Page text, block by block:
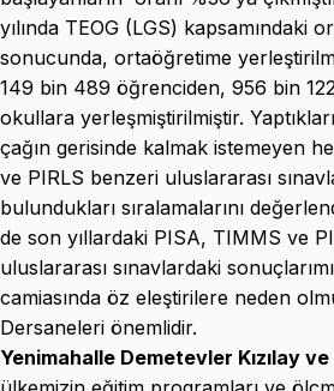
yılında TEOG (LGS) kapsamındaki
sonucunda, ortaöğretime
149 bin 489 öğrenciden, 956 bin
okullara yerleşmiştirilmiştir.
çağın gerisinde kalmak istemeyen
ve PIRLS benzeri uluslararası
bulundukları sıralamalarını
de son yıllardaki PISA, TIMMS ve
uluslararası sınavlardaki
camiasında öz eleştirilere neden
Dersaneleri önemlidir.
Yenimahalle Demetevler Kızılay